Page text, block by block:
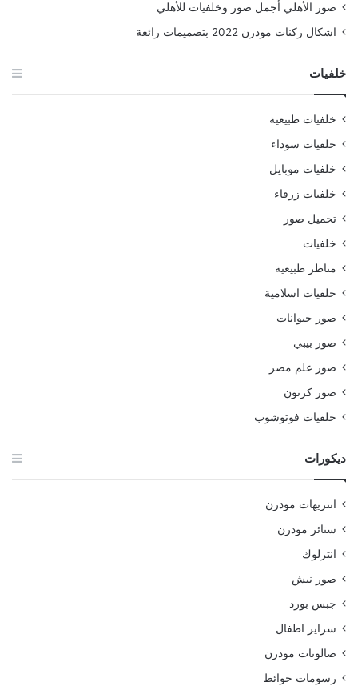
صور الأهلي أجمل صور وخلفيات للأهلي
اشكال ركنات مودرن 2022 بتصميمات رائعة
خلفيات
خلفيات طبيعية
خلفيات سوداء
خلفيات موبايل
خلفيات زرقاء
تحميل صور
خلفيات
مناظر طبيعية
خلفيات اسلامية
صور حيوانات
صور بيبي
صور علم مصر
صور كرتون
خلفيات فوتوشوب
ديكورات
انتريهات مودرن
ستائر مودرن
انترلوك
صور نيش
جبس بورد
سراير اطفال
صالونات مودرن
رسومات حوائط